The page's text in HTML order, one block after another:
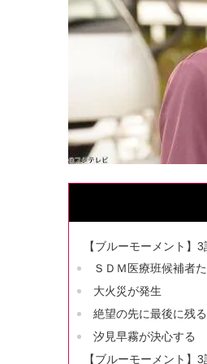
【ブルーモーメント】
ＳＤＭ医療班候補者
大火災が発生
絶望の先に最後に残
汐見早霧が決心する
【ブルーモーメント】